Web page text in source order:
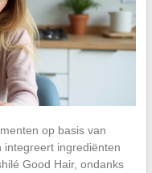
op basis van
integreert ingrediënten
Good Hair, ondanks